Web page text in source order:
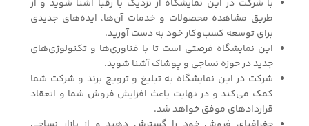
با شرکت در این نمایشگاه از نزدیک با رقبا آشنا شوید و از
طریق مشاهده محصولات و خدمات آن‌ها، ایده‌های جدیدی
برای توسعه کسب‌وکار خود به دست آورید.
این نمایشگاه فرصتی است تا با فناوری‌ها و تکنولوژی‌های
جدید در حوزه نساجی و پوشاک آشنا شوید.
شرکت در این نمایشگاه به تبلیغ و ترویج برند و شرکت شما
کمک می‌کند و در نهایت باعث افزایش فروش شما و انعقاد
قراردادهای موفق خواهد شد.